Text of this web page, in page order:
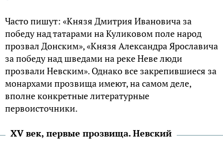
Часто пишут: «Князя Дмитрия Ивановича за
победу над татарами на Куликовом поле народ
прозвал Донским», «Князя Александра Ярославича
за победу над шведами на реке Неве люди
прозвали Невским». Однако все закрепившиеся за
монархами прозвища имеют, на самом деле,
вполне конкретные литературные
первоисточники.
XV век, первые прозвища. Невский